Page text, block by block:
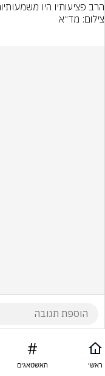
הרב פציעותיו היו
צילום: מד״א
ראשי האשטאגים